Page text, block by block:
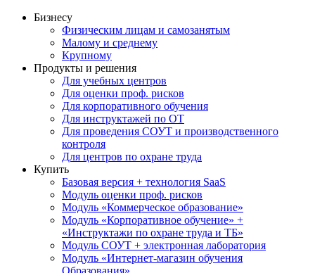
Бизнесу
Физическим лицам и самозанятым
Малому и среднему
Крупному
Продукты и решения
Для учебных центров
Для оценки проф. рисков
Для корпоративного обучения
Для инструктажей по ОТ
Для проведения СОУТ и производственного
контроля
Для центров по охране труда
Купить
Базовая версия + технология SaaS
Модуль оценки проф. рисков
Модуль «Коммерческое образование»
Модуль «Корпоративное обучение» +
«Инструктажи по охране труда и ТБ»
Модуль СОУТ + электронная лаборатория
Модуль «Интернет-магазин обучения
Образования»